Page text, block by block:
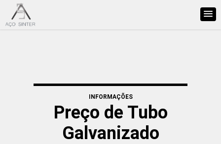
INFORMAÇÕES
Preço de Tubo
Galvanizado